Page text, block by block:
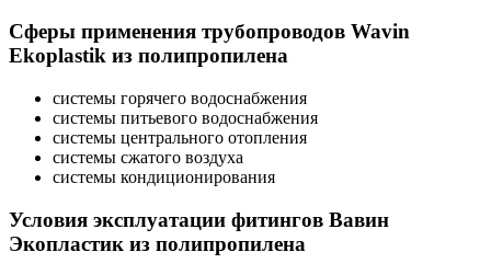
Сферы применения трубопроводов Wavin
Ekoplastik из полипропилена
системы горячего водоснабжения
системы питьевого водоснабжения
системы центрального отопления
системы сжатого воздуха
системы кондиционирования
Условия эксплуатации фитингов Вавин
Экопластик из полипропилена